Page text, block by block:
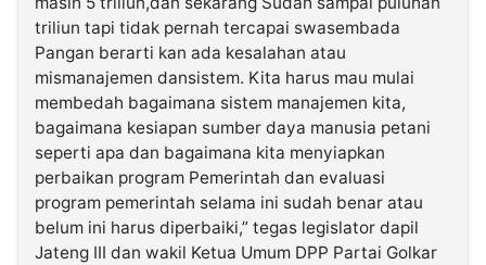
triliun tapi tidak pernah tercapai swasembada
Pangan berarti kan ada kesalahan atau
mismanajemen dansistem. Kita harus mau mulai
membedah bagaimana sistem manajemen kita,
bagaimana kesiapan sumber daya manusia petani
seperti apa dan bagaimana kita menyiapkan
perbaikan program Pemerintah dan evaluasi
program pemerintah selama ini sudah benar atau
belum ini harus diperbaiki,” tegas legislator dapil
Jateng III dan wakil Ketua Umum DPP Partai Golkar